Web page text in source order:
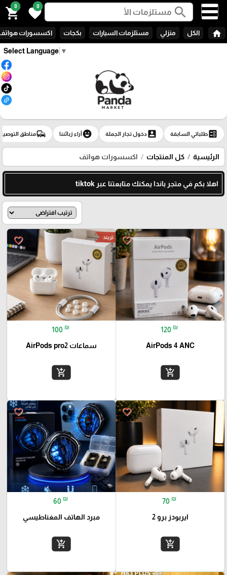
Select Language ▼
search
0
favorite
0
shopping_cart
home الكل منزلي مستلزمات السيارات بكجات اكسسورات
ballotطلباتي السابقة account_boxدخول تجار الجملة emoji_emotionsآراء زبائننا commuteمناطق
الرئيسية كل المنتجات اكسسورات هواتف
اهلا بكم في متجر باندا يمكنك متابعتنا عبر tiktok
favorite_border
120 ₪
AirPods 4 ANC
add_shopping_cart
favorite_border تريند
100 ₪
سماعات AirPods pro2
add_shopping_cart
favorite_border
70 ₪
ايربودز برو 2
add_shopping_cart
favorite_border
60 ₪
مبرد الهاتف المغناطيسي
add_shopping_cart